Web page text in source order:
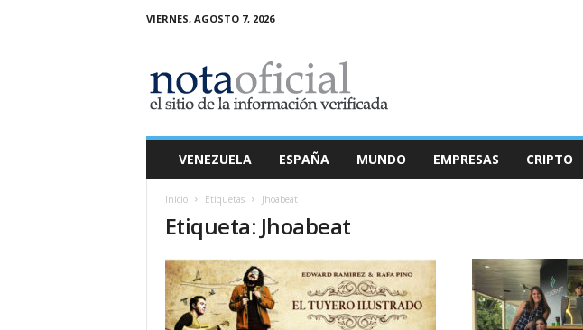
VIERNES, AGOSTO 7, 2026
a
O
VENEZUELA ESPAÑA MUNDO EMPRESAS CRIPTO
Inicio Etiquetas Jhoabeat
Etiqueta: Jhoabeat